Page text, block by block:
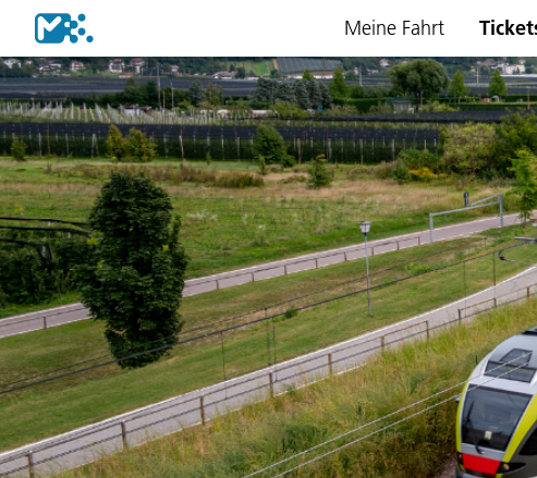
Meine Fahrt